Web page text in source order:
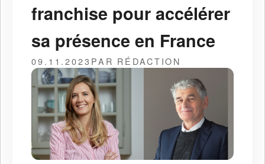
franchise pour accélérer
sa présence en France
09.11.2023PAR RÉDACTION